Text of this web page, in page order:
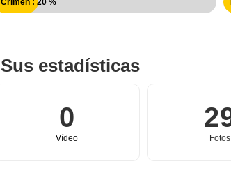
Crimen : 20 %
Sus estadísticas
0
Vídeo Fotos